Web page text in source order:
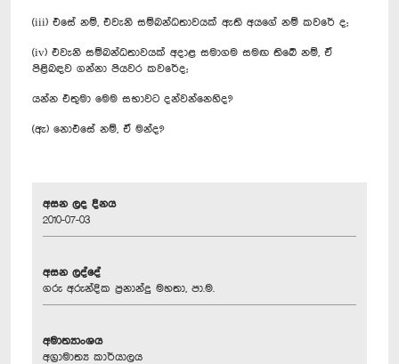
(iii) එසේ නම්, එවැනි සම්බන්ධතාවයක් ඇති අයගේ නම් කවරේ ද;
(iv) එවැනි සම්බන්ධතාවයක් අදාළ සමාගම සමඟ තිබේ නම්, ඒ
පිළිබඳව ගන්නා පියවර කවරේද;
යන්න එතුමා මෙම සභාවට දන්වන්නෙහිද?
(ඇ) නොඑසේ නම්, ඒ මන්ද?
අසන ලද දිනය
2010-07-03
අසන ලද්දේ
ගරු අරුන්දික ප්‍රනාන්දු මහතා, පා.ම.
අමාත්‍යාංශය
අග්‍රාමාත්‍ය කාර්යාලය